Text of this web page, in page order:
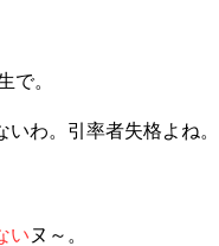
で。
わ。引率者失格よね。
い ヌ～。